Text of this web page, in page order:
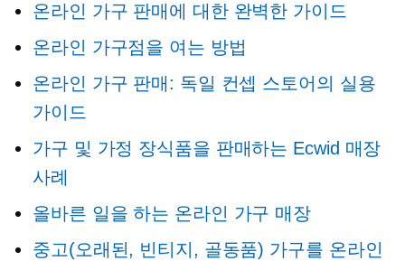
온라인 가구 판매에 대한 완벽한 가이드
온라인 가구점을 여는 방법
온라인 가구 판매: 독일 컨셉 스토어의 실용
가이드
가구 및 가정 장식품을 판매하는 Ecwid 매장
사례
올바른 일을 하는 온라인 가구 매장
중고(오래된, 빈티지, 골동품) 가구를 온라인